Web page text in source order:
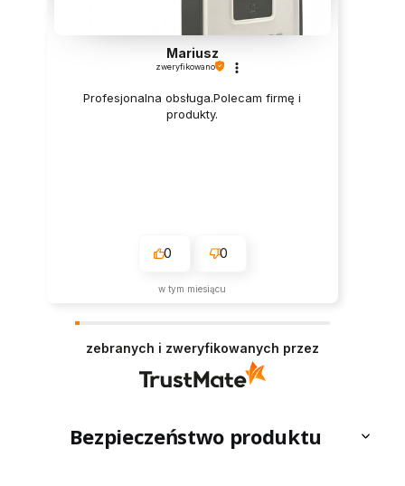
Mariusz
zweryfikowano
Profesjonalna obsługa.Polecam firmę i
produkty.
0 0
w tym miesiącu
zebranych i zweryfikowanych przez
Bezpieczeństwo produktu